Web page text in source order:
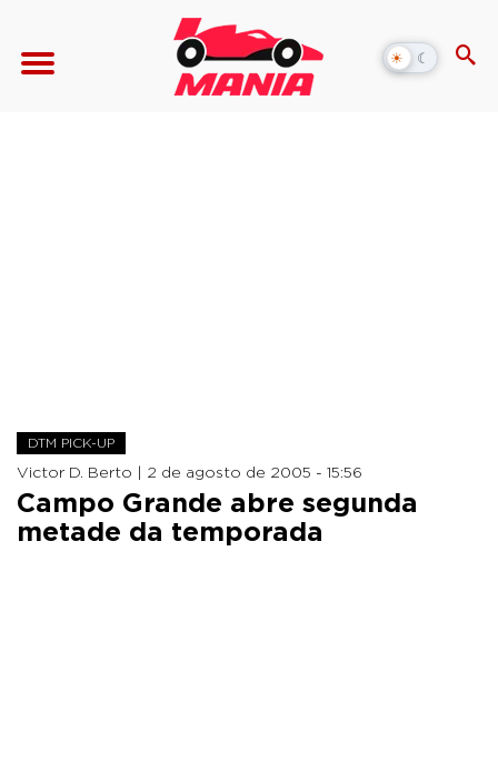
☀ ☾
Alternar
modo
DTM PICK-UP
Victor D. Berto | 2 de agosto de 2005 - 15:56
Campo Grande abre segunda
metade da temporada